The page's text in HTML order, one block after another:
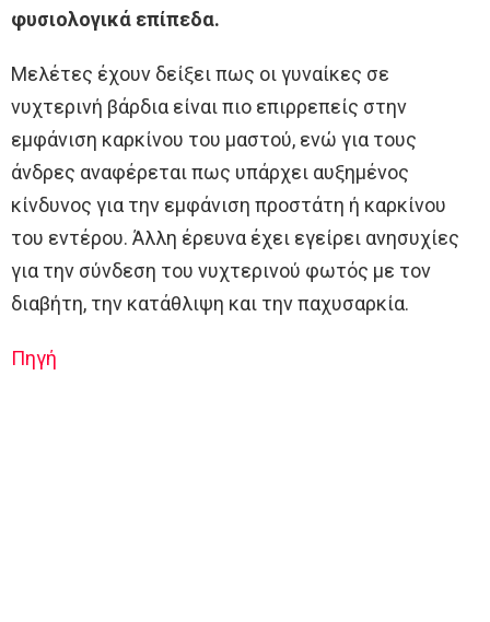
φυσιολογικά επίπεδα.
Μελέτες έχουν δείξει πως οι γυναίκες σε
νυχτερινή βάρδια είναι πιο επιρρεπείς στην
εμφάνιση καρκίνου του μαστού, ενώ για τους
άνδρες αναφέρεται πως υπάρχει αυξημένος
κίνδυνος για την εμφάνιση προστάτη ή καρκίνου
του εντέρου. Άλλη έρευνα έχει εγείρει ανησυχίες
για την σύνδεση του νυχτερινού φωτός με τον
διαβήτη, την κατάθλιψη και την παχυσαρκία.
Πηγή